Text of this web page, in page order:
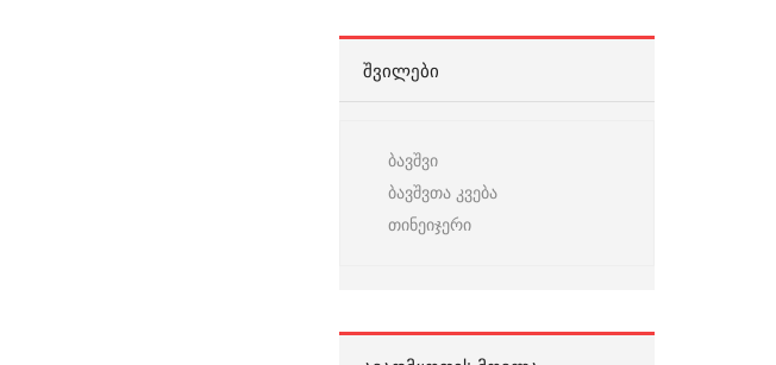
ᲨᲕᲘᲚᲔᲑᲘ
ბავშვი
ბავშვთა კვება
თინეიჯერი